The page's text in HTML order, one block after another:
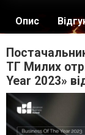
Опис
ТГ Милих
Year 2023»